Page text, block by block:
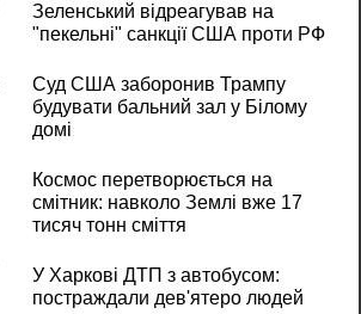
Зеленський відреагував на
"пекельні" санкції США проти РФ
Суд США заборонив Трампу
будувати бальний зал у Білому
домі
Космос перетворюється на
смітник: навколо Землі вже 17
тисяч тонн сміття
У Харкові ДТП з автобусом:
постраждали дев'ятеро людей